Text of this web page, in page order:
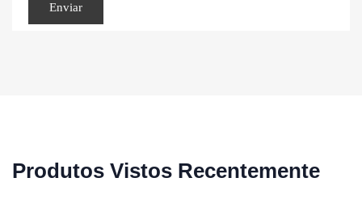
Produtos Vistos Recentemente